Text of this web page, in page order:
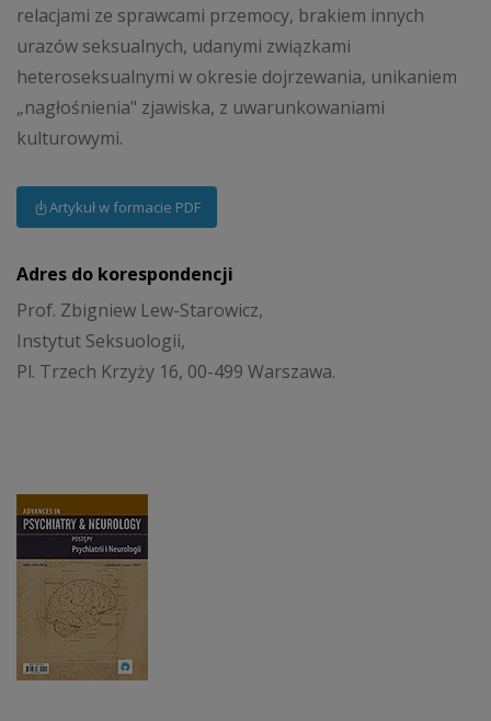
relacjami ze sprawcami przemocy, brakiem innych
urazów seksualnych, udanymi związkami
heteroseksualnymi w okresie dojrzewania, unikaniem
„nagłośnienia" zjawiska, z uwarunkowaniami
kulturowymi.
Artykuł w formacie PDF
Adres do korespondencji
Prof. Zbigniew Lew-Starowicz,
Instytut Seksuologii,
Pl. Trzech Krzyży 16, 00-499 Warszawa.